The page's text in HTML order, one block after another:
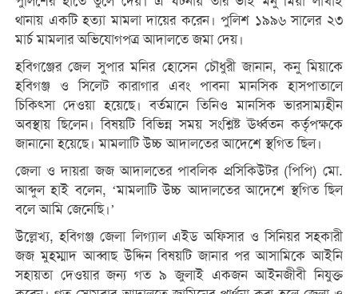
থানায় একটি হত্যা মামলা দায়ের করেন। পুলিশ ১৯৯৬ সালের ২৩
মার্চ মামলার অভিযোগপত্র আদালতে জমা দেয়।
হবিগঞ্জের জেল সুপার মনির হোসেন চৌধুরী জানান, কনু মিয়াকে
হবিগঞ্জ ও সিলেট কারাগার এবং পাবনা মানসিক হাসপাতালে
চিকিৎসা দেওয়া হয়েছে। বর্তমানে তিনিও মানসিক ভারসাম্যহীন
অবস্থায় ছিলেন। বিষয়টি বিভিন্ন সময় সংশ্লিষ্ট ঊর্ধ্বতন কর্তৃপক্ষকে
জানানো হয়েছে। মামলাটি উচ্চ আদালতের আদেশে স্থগিত ছিল।
জেলা ও দায়রা জজ আদালতের পাবলিক প্রসিকিউটর (পিপি) মো.
আব্দুল হাই বলেন, ‘মামলাটি উচ্চ আদালতের আদেশে স্থগিত ছিল
বলে আমি জেনেছি।’
উল্লেখ্য, হবিগঞ্জ জেলা লিগ্যাল এইড অফিসার ও সিনিয়র সহকারী
জজ মুহম্মাদ আব্বাছ উদ্দিন বিষয়টি জানার পর আসামিকে আইনি
সহায়তা দেওয়ার জন্য গত ৯ জুলাই একজন আইনজীবী নিযুক্ত